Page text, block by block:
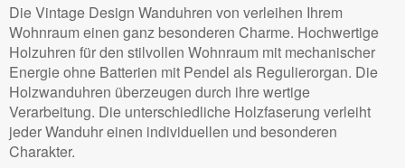
Die Vintage Design Wanduhren von verleihen Ihrem
Wohnraum einen ganz besonderen Charme. Hochwertige
Holzuhren für den stilvollen Wohnraum mit mechanischer
Energie ohne Batterien mit Pendel als Regulierorgan. Die
Holzwanduhren überzeugen durch ihre wertige
Verarbeitung. Die unterschiedliche Holzfaserung verleiht
jeder Wanduhr einen individuellen und besonderen
Charakter.